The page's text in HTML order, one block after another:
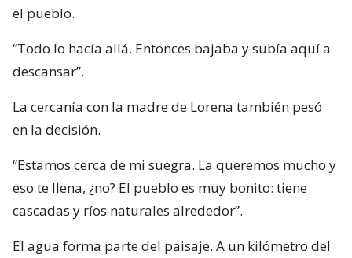
el pueblo.
“Todo lo hacía allá. Entonces bajaba y subía aquí a
descansar”.
La cercanía con la madre de Lorena también pesó
en la decisión.
“Estamos cerca de mi suegra. La queremos mucho y
eso te llena, ¿no? El pueblo es muy bonito: tiene
cascadas y ríos naturales alrededor”.
El agua forma parte del paisaje. A un kilómetro del